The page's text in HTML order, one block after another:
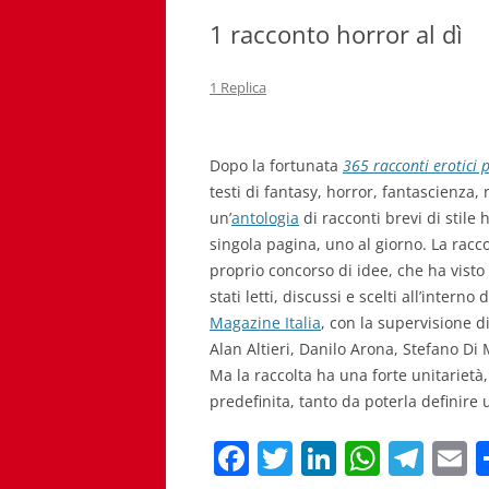
1 racconto horror al dì
1 Replica
Dopo la fortunata 365 racconti erotici
testi di fantasy, horror, fantascienza,
un’antologia di racconti brevi di stile
singola pagina, uno al giorno. La
proprio concorso di idee, che ha
stati letti, discussi e scelti all’interno
Magazine Italia, con la supervisione
Alan Altieri, Danilo Arona, Stefano Di
Ma la raccolta ha una forte
predefinita, tanto da poterla definire
F T Li W T E